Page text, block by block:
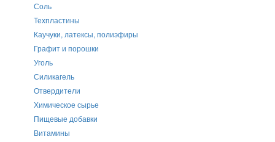
Соль
Техпластины
Каучуки, латексы, полиэфиры
Графит и порошки
Уголь
Силикагель
Отвердители
Химическое сырье
Пищевые добавки
Витамины